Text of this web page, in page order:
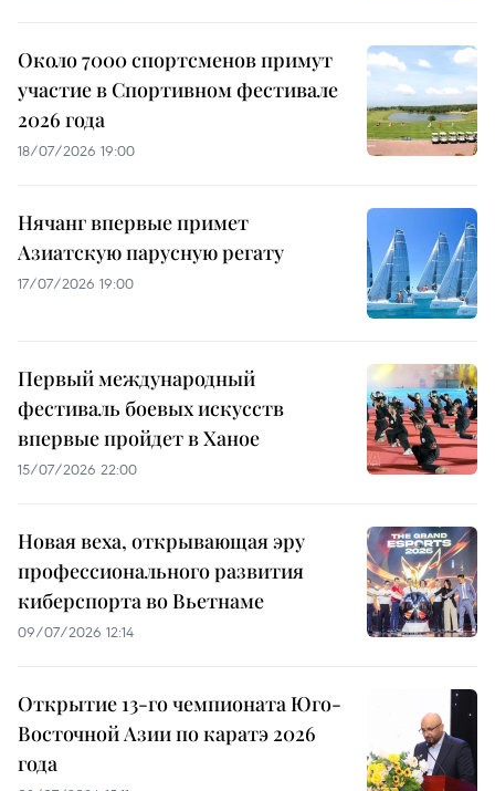
Около 7000 спортсменов примут
участие в Спортивном фестивале
2026 года
18/07/2026 19:00
Нячанг впервые примет
Азиатскую парусную регату
17/07/2026 19:00
Первый международный
фестиваль боевых искусств
впервые пройдет в Ханое
15/07/2026 22:00
Новая веха, открывающая эру
профессионального развития
киберспорта во Вьетнаме
09/07/2026 12:14
Открытие 13-го чемпионата Юго-
Восточной Азии по каратэ 2026
года